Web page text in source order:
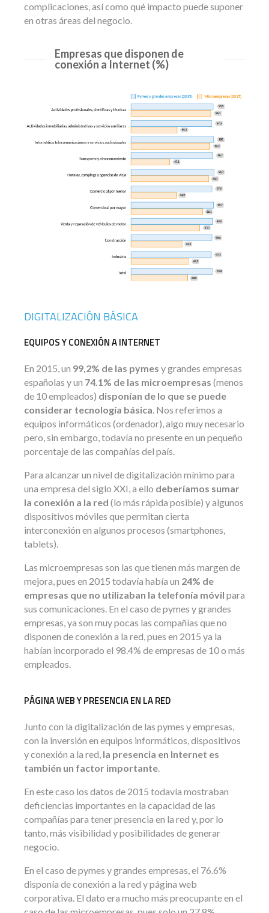
complicaciones, así como qué impacto puede suponer
en otras áreas del negocio.
Empresas que disponen de
conexión a Internet (%)
DIGITALIZACIÓN BÁSICA
EQUIPOS Y CONEXIÓN A INTERNET
En 2015, un 99,2% de las pymes y grandes empresas
españolas y un 74.1% de las microempresas (menos
de 10 empleados) disponían de lo que se puede
considerar tecnología básica. Nos referimos a
equipos informáticos (ordenador), algo muy necesario
pero, sin embargo, todavía no presente en un pequeño
porcentaje de las compañías del país.
Para alcanzar un nivel de digitalización mínimo para
una empresa del siglo XXI, a ello deberíamos sumar
la conexión a la red (lo más rápida posible) y algunos
dispositivos móviles que permitan cierta
interconexión en algunos procesos (smartphones,
tablets).
Las microempresas son las que tienen más margen de
mejora, pues en 2015 todavía había un 24% de
empresas que no utilizaban la telefonía móvil para
sus comunicaciones. En el caso de pymes y grandes
empresas, ya son muy pocas las compañías que no
disponen de conexión a la red, pues en 2015 ya la
habían incorporado el 98.4% de empresas de 10 o más
empleados.
PÁGINA WEB Y PRESENCIA EN LA RED
Junto con la digitalización de las pymes y empresas,
con la inversión en equipos informáticos, dispositivos
y conexión a la red, la presencia en Internet es
también un factor importante.
En este caso los datos de 2015 todavía mostraban
deficiencias importantes en la capacidad de las
compañías para tener presencia en la red y, por lo
tanto, más visibilidad y posibilidades de generar
negocio.
En el caso de pymes y grandes empresas, el 76.6%
disponía de conexión a la red y página web
corporativa. El dato era mucho más preocupante en el